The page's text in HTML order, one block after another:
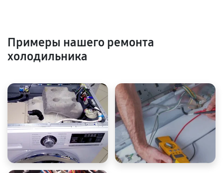
Примеры нашего ремонта
холодильника